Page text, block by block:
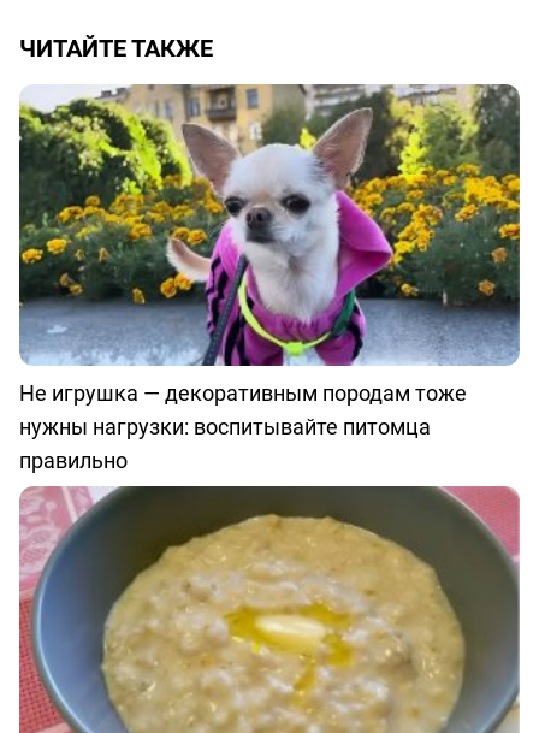
ЧИТАЙТЕ ТАКЖЕ
Не игрушка — декоративным породам тоже
нужны нагрузки: воспитывайте питомца
правильно